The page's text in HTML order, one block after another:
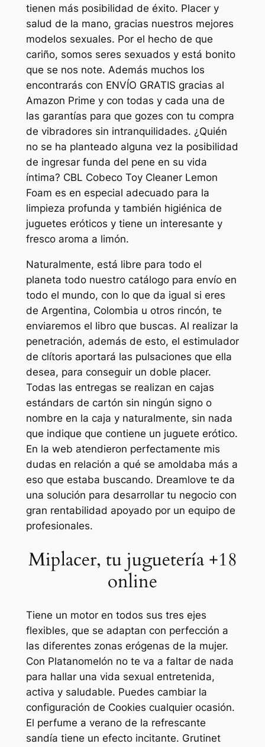
tienen más posibilidad de éxito. Placer y
salud de la mano, gracias nuestros mejores
modelos sexuales. Por el hecho de que
cariño, somos seres sexuados y está bonito
que se nos note. Además muchos los
encontrarás con ENVÍO GRATIS gracias al
Amazon Prime y con todas y cada una de
las garantías para que gozes con tu compra
de vibradores sin intranquilidades. ¿Quién
no se ha planteado alguna vez la posibilidad
de ingresar funda del pene en su vida
íntima? CBL Cobeco Toy Cleaner Lemon
Foam es en especial adecuado para la
limpieza profunda y también higiénica de
juguetes eróticos y tiene un interesante y
fresco aroma a limón.
Naturalmente, está libre para todo el
planeta todo nuestro catálogo para envío en
todo el mundo, con lo que da igual si eres
de Argentina, Colombia u otros rincón, te
enviaremos el libro que buscas. Al realizar la
penetración, además de esto, el estimulador
de clítoris aportará las pulsaciones que ella
desea, para conseguir un doble placer.
Todas las entregas se realizan en cajas
estándars de cartón sin ningún signo o
nombre en la caja y naturalmente, sin nada
que indique que contiene un juguete erótico.
En la web atendieron perfectamente mis
dudas en relación a qué se amoldaba más a
eso que estaba buscando. Dreamlove te da
una solución para desarrollar tu negocio con
gran rentabilidad apoyado por un equipo de
profesionales.
Miplacer, tu juguetería +18
online
Tiene un motor en todos sus tres ejes
flexibles, que se adaptan con perfección a
las diferentes zonas erógenas de la mujer.
Con Platanomelón no te va a faltar de nada
para hallar una vida sexual entretenida,
activa y saludable. Puedes cambiar la
configuración de Cookies cualquier ocasión.
El perfume a verano de la refrescante
sandía tiene un efecto incitante. Grutinet